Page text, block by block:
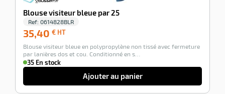
Blouse visiteur bleue par 25
Ref: 0614828BLR
35,40 € HT
HT
Blouse visiteur bleue en polypropylène non tissé avec fermeture
par lanières dos et cou. Conditionné en s…
35 En stock
Ajouter au panier